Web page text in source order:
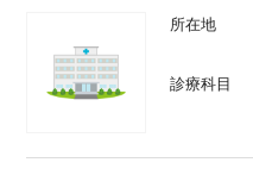
所在地
診療科目